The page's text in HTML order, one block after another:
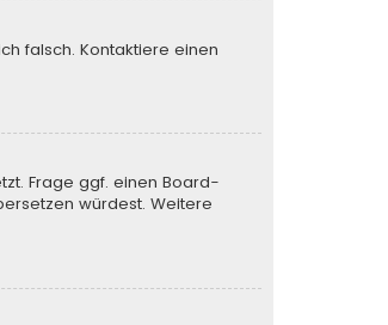
falsch. Kontaktiere einen
Frage ggf. einen Board-
würdest. Weitere